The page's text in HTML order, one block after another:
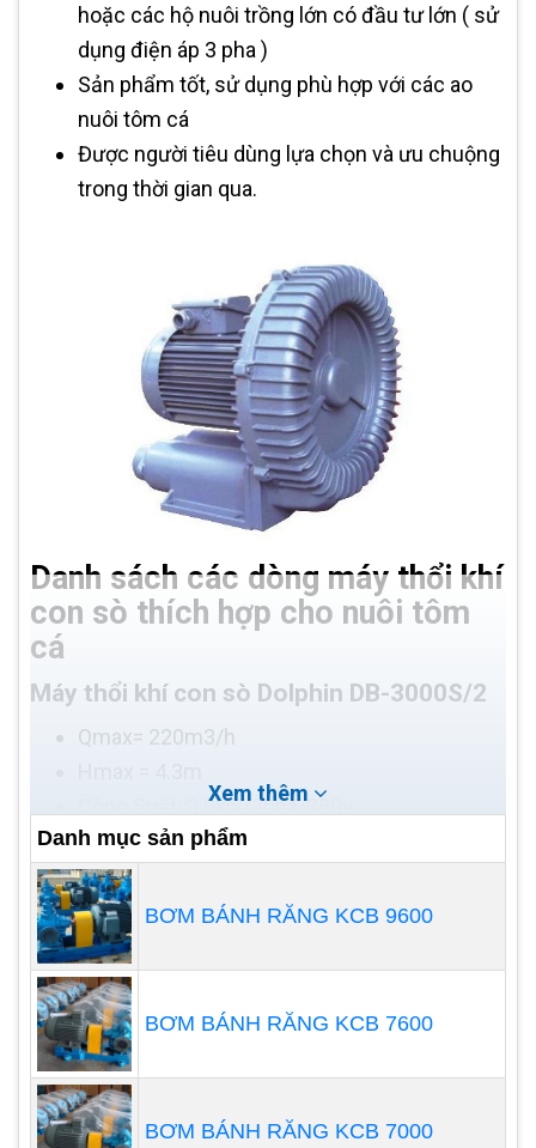
hoặc các hộ nuôi trồng lớn có đầu tư lớn ( sử
dụng điện áp 3 pha )
Sản phẩm tốt, sử dụng phù hợp với các ao
nuôi tôm cá
Được người tiêu dùng lựa chọn và ưu chuộng
trong thời gian qua.
Danh sách các dòng máy thổi khí
con sò thích hợp cho nuôi tôm
cá
Máy thổi khí con sò Dolphin DB-3000S/2
Qmax= 220m3/h
Công Suất: 3.0kw/3pha/380v
Áp xuất chân không: P = -4.4kpa
Vật liệu: Thân, Cánh Nhôm, Động cơ dây đồng
100%
Đây là loại máy thổi khí 2 tầng cánh
Xem thêm
Danh mục sản phẩm
BƠM BÁNH RĂNG KCB 9600
BƠM BÁNH RĂNG KCB 7600
BƠM BÁNH RĂNG KCB 7000